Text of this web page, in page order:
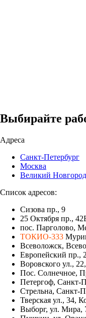
Выбирайте
Адреса
Санкт-Петербург
Москва
Великий Новгород
Список адресов:
Сизова пр., 9
25 Октября пр.,
пос. Парголово,
ТОКИО-333
Всеволожск,
Европейский пр.,
Воровского ул.,
Пос. Солнечное,
Петергоф, Санкт-
Стрельна, Санкт-
Тверская ул., 34,
Выборг, ул. Мира,